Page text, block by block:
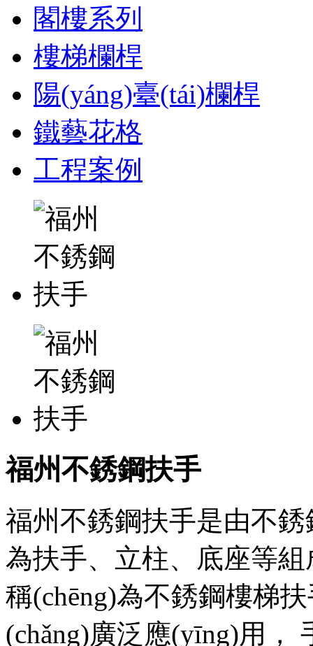
閣樓系列
樓梯欄桿
陽(yáng)臺(tái)欄桿
鐵藝花格
工程案例
福州不銹鋼扶手
福州不銹鋼扶手是由不銹
為扶手、立柱、底座等組
稱(chēng)為不銹鋼樓梯扶
(chǎng)廣泛應(yīng)用